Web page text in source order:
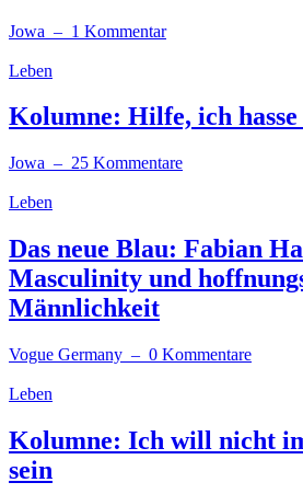
Jowa – 1 Kommentar
Leben
Kolumne: Hilfe, ich
Jowa – 25 Kommentare
Leben
Das neue Blau: Fabian
Masculinity und
Männlichkeit
Vogue Germany – 0 Kommentare
Leben
Kolumne: Ich will nicht
sein